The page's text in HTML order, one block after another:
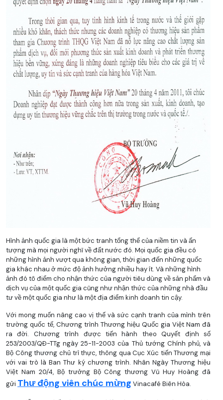
Hình ảnh quốc gia là một bức tranh tổng thể của niềm tin và ấn
tượng mà mọi người nghĩ về đất nước đó. Mọi quốc gia đều có
những hình ảnh vượt qua không gian, thời gian đến những quốc
gia khác nhau ở mức độ ảnh hưởng nhiều hay ít. Và những hình
ảnh đó tô điểm cho nhận thức của người tiêu dùng về sản phẩm và
dịch vụ của một quốc gia cũng như nhận thức của những nhà đầu
tư về một quốc gia như là một địa điểm kinh doanh tin cậy.
Với mong muốn nâng cao vị thế và sức cạnh tranh của mình trên
trường quốc tế, Chương trình Thương hiệu Quốc gia Việt Nam đã
ra đời. Chương trình được tiến hành theo Quyết định số
253/2003/QÐ-TTg ngày 25-11-2003 của Thủ tướng Chính phủ, và
Bộ Công thương chủ trì thực, thông qua Cục Xúc tiến Thương mại
với vai trò là Ban Thư ký chương trình. Nhân Ngày Thương hiệu
Việt Nam 20/4, Bộ trưởng Bộ Công thương Vũ Huy Hoàng đã
gửi Thư động viên chúc mừng Vinacafé Biên Hòa.